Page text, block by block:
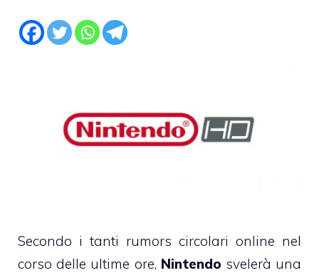
Secondo i tanti rumors circolari online nel
corso delle ultime ore, Nintendo svelerà una